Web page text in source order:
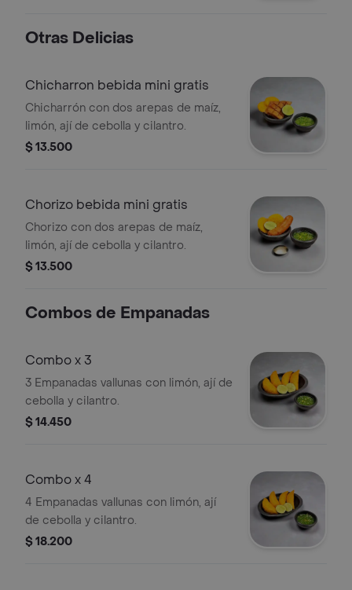
Otras Delicias
Chicharron bebida mini gratis
Chicharrón con dos arepas de maíz,
limón, ají de cebolla y cilantro.
$ 13.500
Chorizo bebida mini gratis
Chorizo con dos arepas de maíz,
limón, ají de cebolla y cilantro.
$ 13.500
Combos de Empanadas
Combo x 3
3 Empanadas vallunas con limón, ají de
cebolla y cilantro.
$ 14.450
Combo x 4
4 Empanadas vallunas con limón, ají
de cebolla y cilantro.
$ 18.200